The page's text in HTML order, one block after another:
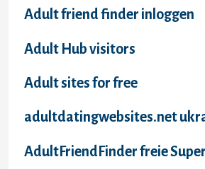
Adult friend finder inloggen
Adult Hub visitors
Adult sites for free
adultdatingwebsites.net
AdultFriendFinder freie